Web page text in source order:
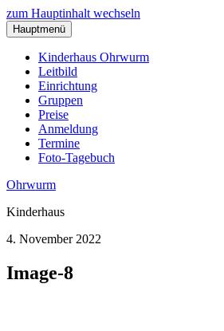
zum Hauptinhalt wechseln
Hauptmenü
Kinderhaus Ohrwurm
Leitbild
Einrichtung
Gruppen
Preise
Anmeldung
Termine
Foto-Tagebuch
Ohrwurm
Kinderhaus
4. November 2022
Image-8